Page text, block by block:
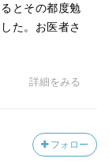
とその都度勉
た。お医者さ
詳細をみる
フォロー